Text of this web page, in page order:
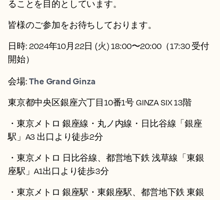
ることを目的としています。
皆様のご参加をお待ちしております。
日時:2024年10月22日 (火)18:00〜20:00（17:30 受付
開始）
会場: The Grand Ginza
東京都中央区銀座六丁目10番1号 GINZA SIX 13階
・東京メトロ 銀座線・丸ノ内線・日比谷線「銀座
駅」A3 出口より徒歩2分
・東京メトロ 日比谷線、都営地下鉄 浅草線「東銀
座駅」A1出口より徒歩3分
・東京メトロ 銀座駅・東銀座駅、都営地下鉄 東銀